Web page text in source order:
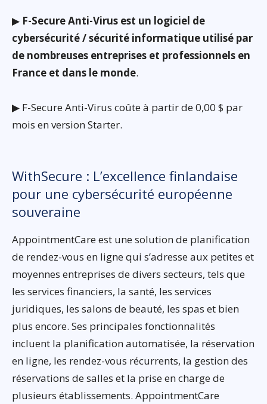
▶ F-Secure Anti-Virus est un logiciel de
cybersécurité / sécurité informatique utilisé par
de nombreuses entreprises et professionnels en
France et dans le monde.
▶ F-Secure Anti-Virus coûte à partir de 0,00 $ par
mois en version Starter.
WithSecure : L’excellence finlandaise
pour une cybersécurité européenne
souveraine
AppointmentCare est une solution de planification
de rendez-vous en ligne qui s’adresse aux petites et
moyennes entreprises de divers secteurs, tels que
les services financiers, la santé, les services
juridiques, les salons de beauté, les spas et bien
plus encore. Ses principales fonctionnalités
incluent la planification automatisée, la réservation
en ligne, les rendez-vous récurrents, la gestion des
réservations de salles et la prise en charge de
plusieurs établissements. AppointmentCare